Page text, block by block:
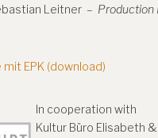
Leitner – Production
EPK (download)
In cooperation with
Kultur Büro Elisabeth &